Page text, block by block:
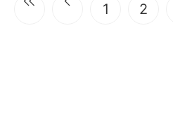
1 2